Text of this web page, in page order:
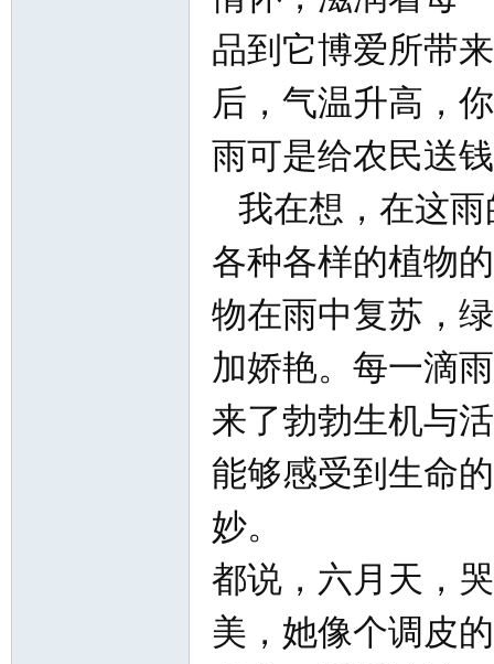
品到它博爱所带
后，气温升高，
雨可是给农民送
我在想，在这雨
各种各样的植物
物在雨中复苏，
加娇艳。每一滴
来了勃勃生机与
能够感受到生命
妙。
都说，六月天，
美，她像个调皮